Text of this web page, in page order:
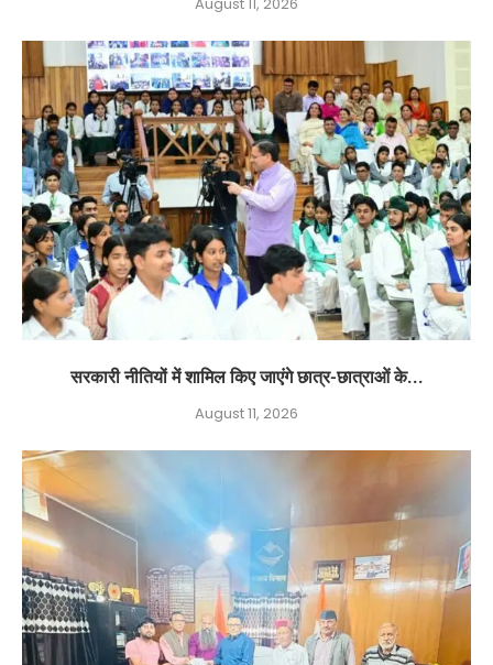
सरकारी नीतियों में शामिल किए जाएंगे छात्र-छात्राओं के...
August 11, 2026